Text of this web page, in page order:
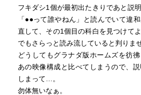
フキダシ1個が最初出たきりであと説
「●●って誰やねん」と読んでいて違
直して、その1個目の科白を見つけて
でもさらっと読み流していると判りませ
どうしてもグラナダ版ホームズを彷彿
あの映像構成と比べてしまうので、
しまって…。
勿体無いなぁ。